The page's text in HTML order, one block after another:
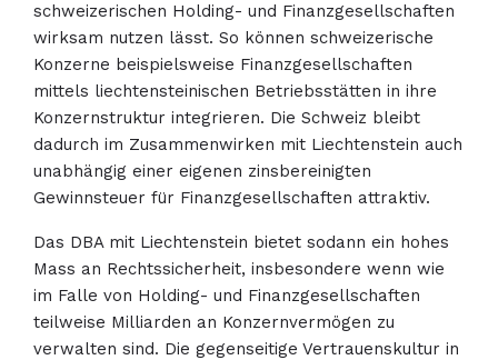
schweizerischen Holding- und Finanzgesellschaften
wirksam nutzen lässt. So können schweizerische
Konzerne beispielsweise Finanzgesellschaften
mittels liechtensteinischen Betriebsstätten in ihre
Konzernstruktur integrieren. Die Schweiz bleibt
dadurch im Zusammenwirken mit Liechtenstein auch
unabhängig einer eigenen zinsbereinigten
Gewinnsteuer für Finanzgesellschaften attraktiv.
Das DBA mit Liechtenstein bietet sodann ein hohes
Mass an Rechtssicherheit, insbesondere wenn wie
im Falle von Holding- und Finanzgesellschaften
teilweise Milliarden an Konzernvermögen zu
verwalten sind. Die gegenseitige Vertrauenskultur in